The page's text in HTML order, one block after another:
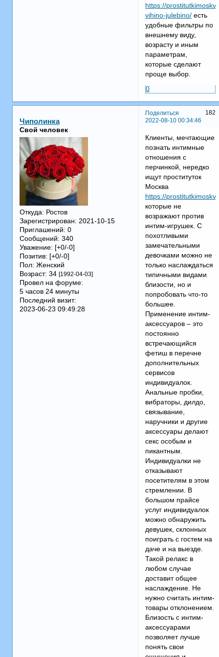
https://
vihino-julebino/ есть
удобные фильтры по
внешнему виду,
возрасту и иным
параметрам,
которые сделают
проще выбор.
0
Поделиться
182
2022-08-10 00:34:46
Чиполинка
Свой человек
Откуда: Ростов
Зарегистрирован: 2021-10-15
Приглашений: 0
Сообщений: 340
Уважение: [+0/-0]
Позитив: [+0/-0]
Пол: Женский
Возраст: 34 [1992-04-03]
Провел на форуме:
5 часов 24 минуты
Последний визит:
2023-06-23 09:49:28
Клиенты, мечтающие
познать интимные
отношения с
перчинкой, нередко
ищут проституток
Москва
https://
которые не
возражают против
интим-игрушек. С
похотливыми
замечательными
девочками можно не
только наслаждаться
типичными видами
близости, но и
попробовать что-то
большее.
Применение интим-
аксессуаров – это
постоянно
встречающийся
фетиш в перечне
дополнительных
сервисов
индивидуалок.
Анальные пробки,
вибраторы, дилдо,
связывание,
наручники и другие
аксессуары делают
секс особым и
пикантным.
Индивидуалки не
отказывают
посетителям в этом
стремлении. В
большом прайсе
услуг индивидуалок
можно обнаружить
девушек, склонных
поиграть с гостем на
даче и на выезде.
Такой релакс в
любом случае
доставит общее
наслаждение. Не
нужно считать интим-
товары отклонением.
Близость с интим-
аксессуарами
позволяет лучше
понять свои